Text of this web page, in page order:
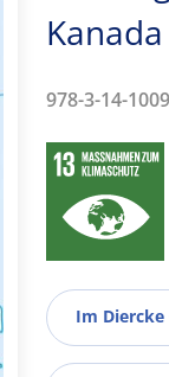
978-3-14-
Im Diercke